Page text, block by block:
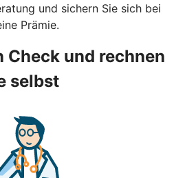
und sichern Sie sich bei
Prämie.
Check und rechnen
selbst